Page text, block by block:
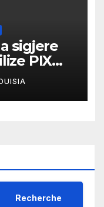
sigjere
PIX
Recherche